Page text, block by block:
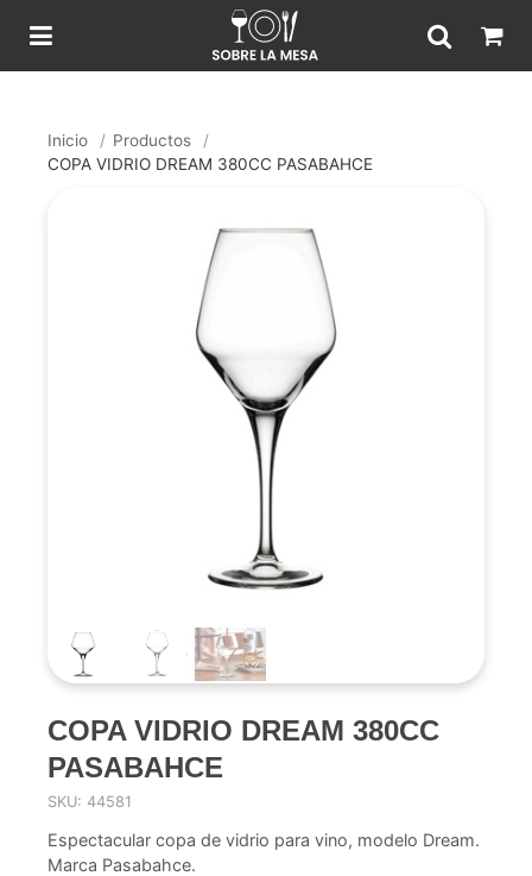
Inicio / Productos
/
COPA VIDRIO DREAM 380CC PASABAHCE
COPA VIDRIO DREAM 380CC
PASABAHCE
SKU: 44581
Espectacular copa de vidrio para vino, modelo Dream.
Marca Pasabahce.